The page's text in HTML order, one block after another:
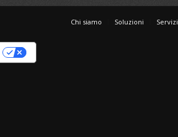
Chi siamo Soluzioni Servizi